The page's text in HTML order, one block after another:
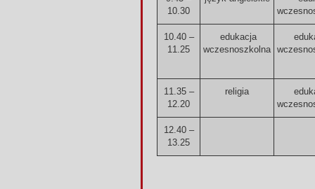
10.30
10.40 –
11.25
edukacja
wczesnoszkolna
11.35 –
12.20
religia
12.40 –
13.25